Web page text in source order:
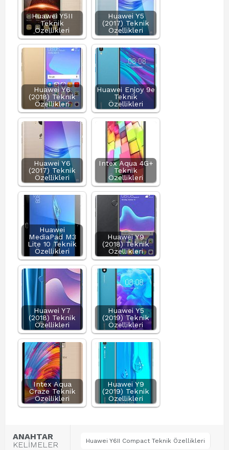
Huawei Y5II
Teknik
Özellikleri
Huawei Y5
(2017) Teknik
Özellikleri
Huawei Y6
(2018) Teknik
Özellikleri
Huawei Enjoy 9e
Teknik
Özellikleri
Huawei Y6
(2017) Teknik
Özellikleri
Intex Aqua 4G+
Teknik
Özellikleri
Huawei
MediaPad M3
Lite 10 Teknik
Özellikleri
Huawei Y9
(2018) Teknik
Özellikleri
Huawei Y7
(2018) Teknik
Özellikleri
Huawei Y5
(2019) Teknik
Özellikleri
Intex Aqua
Craze Teknik
Özellikleri
Huawei Y9
(2019) Teknik
Özellikleri
ANAHTAR
KELİMELER
Huawei Y6II Compact Teknik Özellikleri